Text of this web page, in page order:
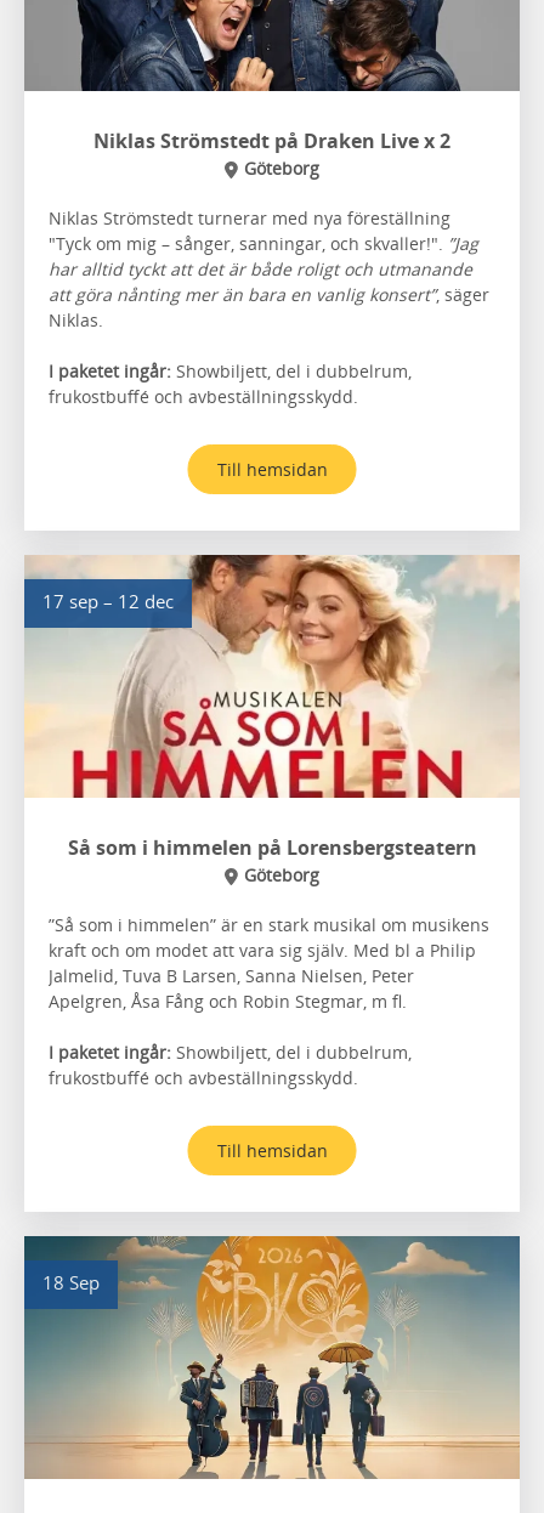
Niklas Strömstedt på Draken Live x 2
Göteborg
Niklas Strömstedt turnerar med nya föreställning
"Tyck om mig – sånger, sanningar, och skvaller!". ”Jag
har alltid tyckt att det är både roligt och utmanande
att göra nånting mer än bara en vanlig konsert”, säger
Niklas.
I paketet ingår: Showbiljett, del i dubbelrum,
frukostbuffé och avbeställningsskydd.
Till hemsidan
17 sep – 12 dec
Så som i himmelen på Lorensbergsteatern
Göteborg
”Så som i himmelen” är en stark musikal om musikens
kraft och om modet att vara sig själv. Med bl a Philip
Jalmelid, Tuva B Larsen, Sanna Nielsen, Peter
Apelgren, Åsa Fång och Robin Stegmar, m fl.
I paketet ingår: Showbiljett, del i dubbelrum,
frukostbuffé och avbeställningsskydd.
Till hemsidan
18 Sep